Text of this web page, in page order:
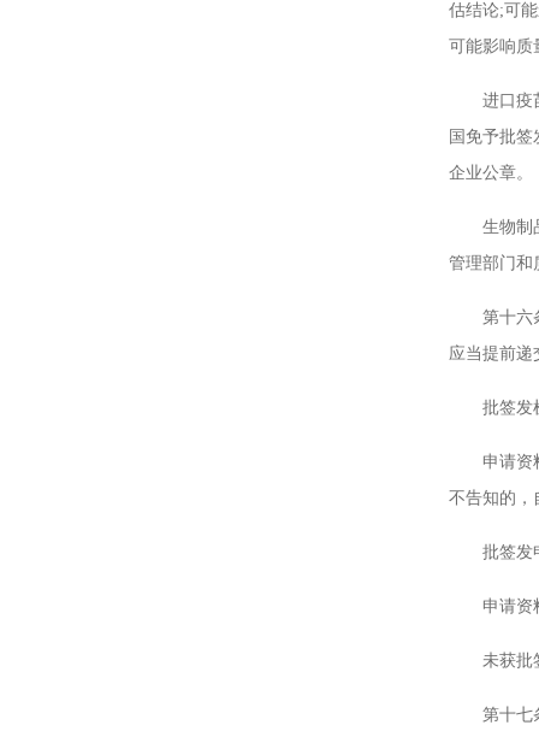
估结论;可
可能影响质
进口疫苗
国免予批
企业公章。
生物制品
管理部门和
第十六条
应当提前递
批签发机
申请资料
不告知的，
批签发申
申请资料
未获批签
第十七条